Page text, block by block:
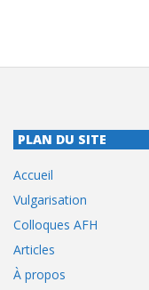
PLAN DU SITE
Accueil
Vulgarisation
Colloques AFH
Articles
À propos